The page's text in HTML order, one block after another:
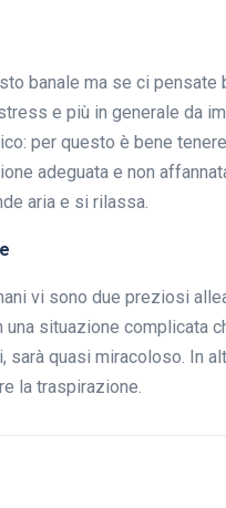
banale ma se ci
e più in generale da
per questo è bene
adeguata e non
aria e si rilassa.
vi sono due preziosi
una situazione complicata
sarà quasi miracoloso. In
la traspirazione.